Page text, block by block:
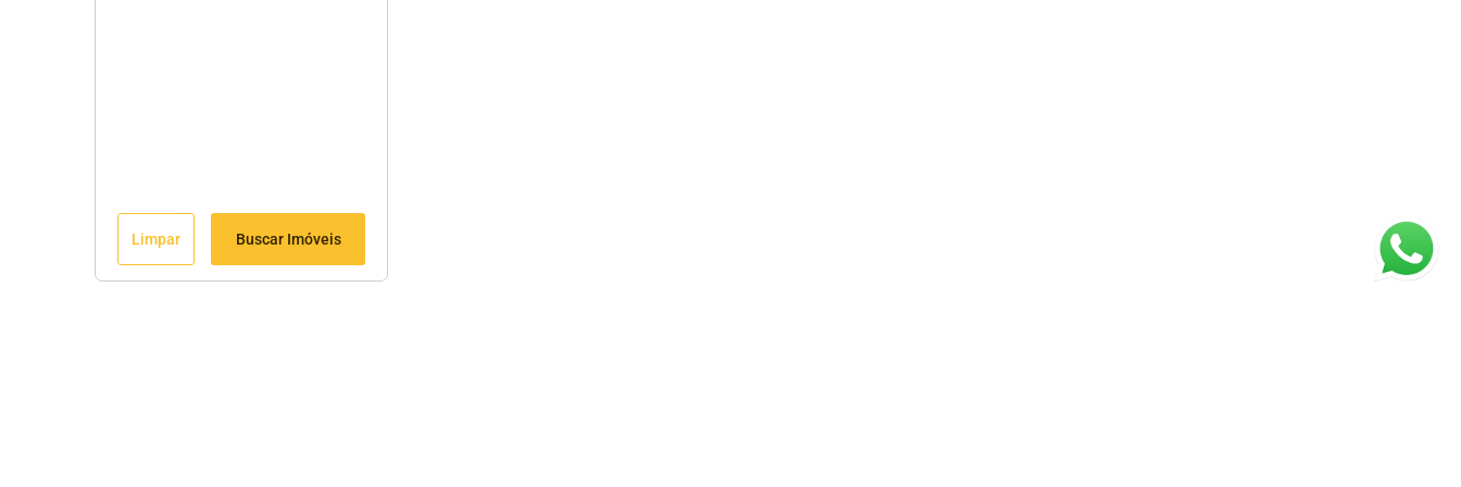
Limpar Buscar Imóveis